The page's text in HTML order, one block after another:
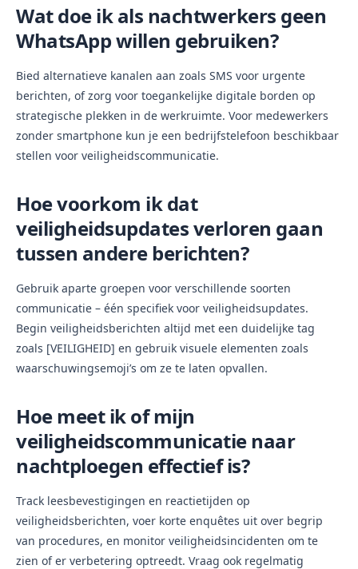
Wat doe ik als nachtwerkers geen
WhatsApp willen gebruiken?
Bied alternatieve kanalen aan zoals SMS voor urgente
berichten, of zorg voor toegankelijke digitale borden op
strategische plekken in de werkruimte. Voor medewerkers
zonder smartphone kun je een bedrijfstelefoon beschikbaar
stellen voor veiligheidscommunicatie.
Hoe voorkom ik dat
veiligheidsupdates verloren gaan
tussen andere berichten?
Gebruik aparte groepen voor verschillende soorten
communicatie – één specifiek voor veiligheidsupdates.
Begin veiligheidsberichten altijd met een duidelijke tag
zoals [VEILIGHEID] en gebruik visuele elementen zoals
waarschuwingsemoji’s om ze te laten opvallen.
Hoe meet ik of mijn
veiligheidscommunicatie naar
nachtploegen effectief is?
Track leesbevestigingen en reactietijden op
veiligheidsberichten, voer korte enquêtes uit over begrip
van procedures, en monitor veiligheidsincidenten om te
zien of er verbetering optreedt. Vraag ook regelmatig